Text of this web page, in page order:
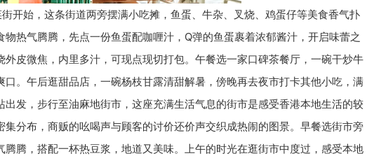
开始，这条街道两旁摆满小吃摊，鱼蛋、牛杂、叉烧、鸡蛋仔等美食香气扑
热气腾腾，先点一份鱼蛋配咖喱汁，Q弹的鱼蛋裹着浓郁酱汁，开启味蕾之
皮微焦，内里多汁，可现点现切打包。午餐选一家口碑茶餐厅，一碗干炒牛
。午后逛甜品店，一碗杨枝甘露清甜解暑，傍晚再去夜市打卡其他小吃，满
发，步行至油麻地街市，这座充满生活气息的街市是感受香港本地生活的较
分布，商贩的吆喝声与顾客的讨价还价声交织成热闹的图景。早餐选街市旁
腾，搭配一杯热豆浆，地道又美味。上午的时光在逛街市中度过，感受本地